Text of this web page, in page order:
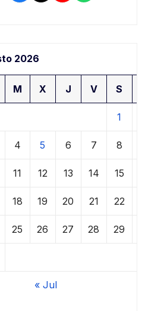
2026
M X J V S
1
4 5 6 7 8
11 12 13 14 15
18 19 20 21 22
25 26 27 28 29
« Jul